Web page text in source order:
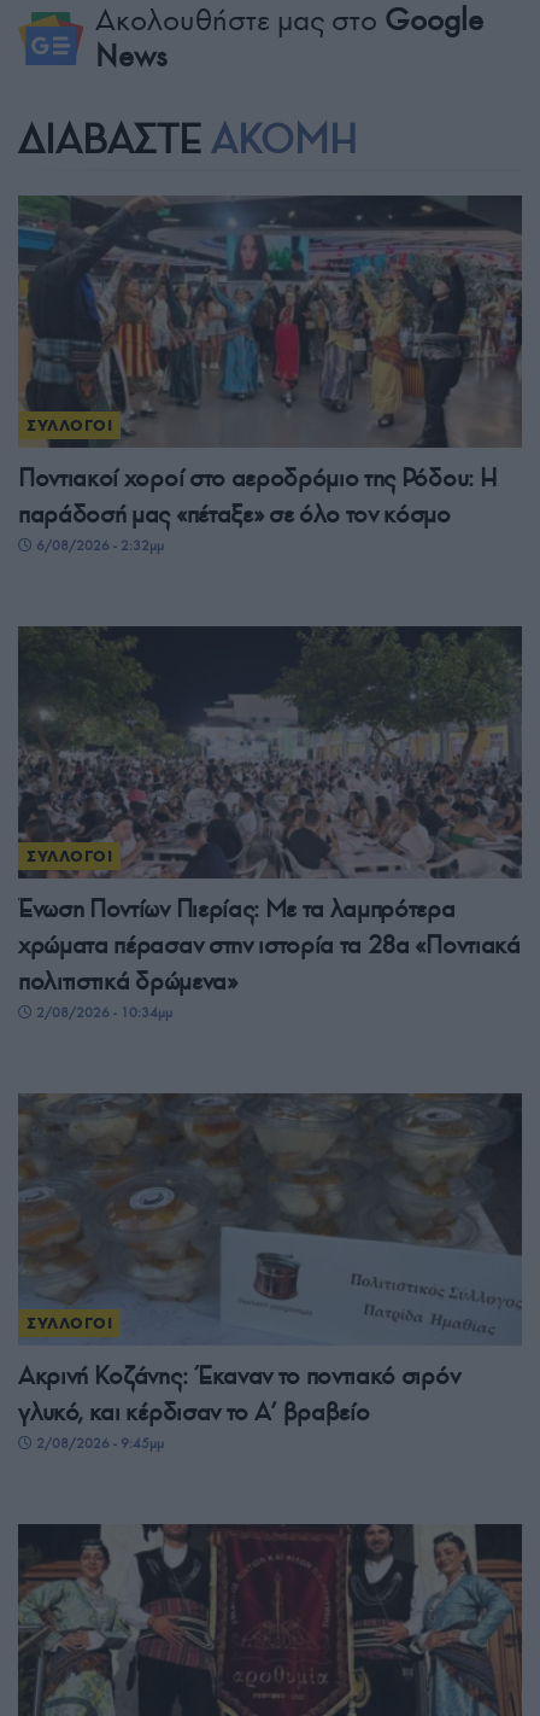
Ακολουθήστε μας στο Google
News
ΔΙΑΒΑΣΤΕ ΑΚΟΜΗ
ΣΥΛΛΟΓΟΙ
Ποντιακοί χοροί στο αεροδρόμιο της Ρόδου: Η
παράδοσή μας «πέταξε» σε όλο τον κόσμο
6/08/2026 - 2:32μμ
ΣΥΛΛΟΓΟΙ
Ένωση Ποντίων Πιερίας: Με τα λαμπρότερα
χρώματα πέρασαν στην ιστορία τα 28α «Ποντιακά
πολιτιστικά δρώμενα»
2/08/2026 - 10:34μμ
ΣΥΛΛΟΓΟΙ
Ακρινή Κοζάνης: Έκαναν το ποντιακό σιρόν
γλυκό, και κέρδισαν το A’ βραβείο
2/08/2026 - 9:45μμ